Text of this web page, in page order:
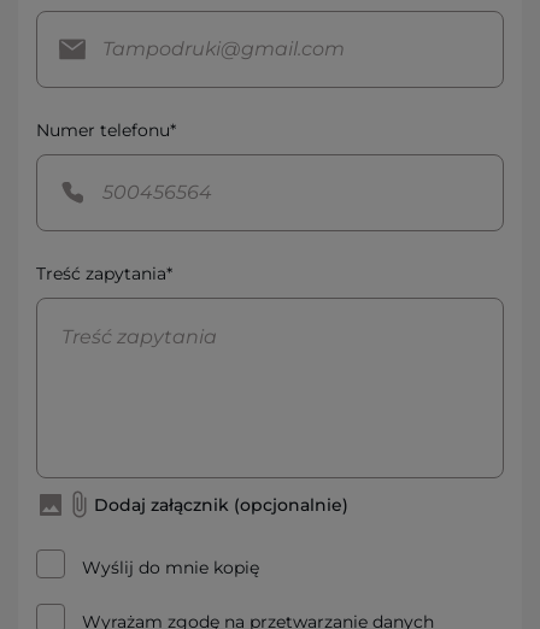
Numer telefonu*
Treść zapytania*
Dodaj załącznik (opcjonalnie)
Wyślij do mnie kopię
Wyrażam zgodę na przetwarzanie danych